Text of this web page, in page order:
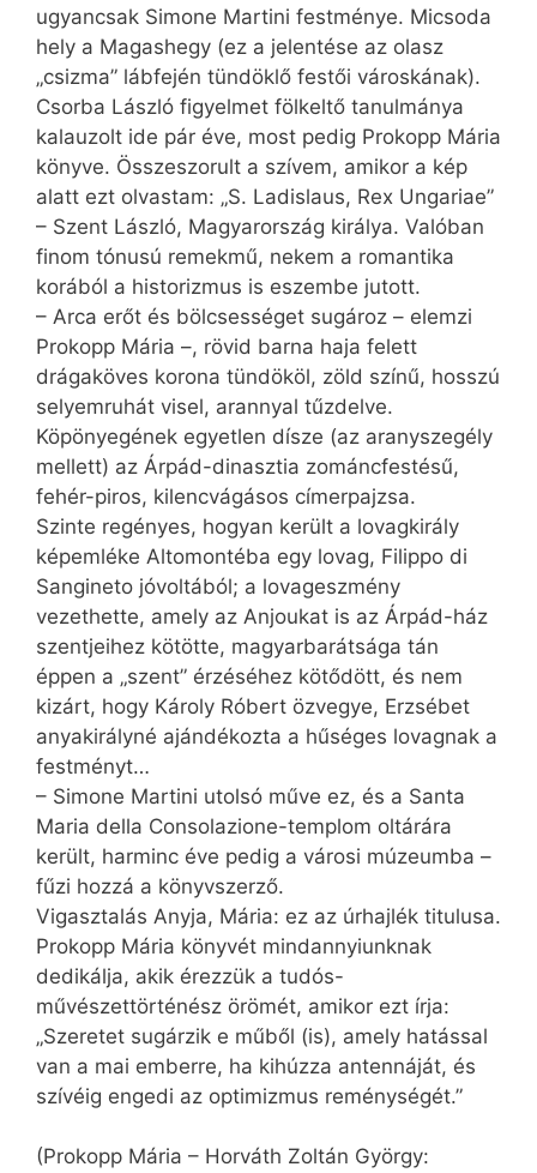
ugyancsak Simone Martini festménye. Micsoda
hely a Magashegy (ez a jelentése az olasz
„csizma” lábfején tündöklő festői városkának).
Csorba László figyelmet fölkeltő tanulmánya
kalauzolt ide pár éve, most pedig Prokopp Mária
könyve. Összeszorult a szívem, amikor a kép
alatt ezt olvastam: „S. Ladislaus, Rex Ungariae”
– Szent László, Magyarország királya. Valóban
finom tónusú remekmű, nekem a romantika
korából a historizmus is eszembe jutott.
– Arca erőt és bölcsességet sugároz – elemzi
Prokopp Mária –, rövid barna haja felett
drágaköves korona tündököl, zöld színű, hosszú
selyemruhát visel, arannyal tűzdelve.
Köpönyegének egyetlen dísze (az aranyszegély
mellett) az Árpád-dinasztia zománcfestésű,
fehér-piros, kilencvágásos címerpajzsa.
Szinte regényes, hogyan került a lovagkirály
képemléke Altomontéba egy lovag, Filippo di
Sangineto jóvoltából; a lovageszmény
vezethette, amely az Anjoukat is az Árpád-ház
szentjeihez kötötte, magyarbarátsága tán
éppen a „szent” érzéséhez kötődött, és nem
kizárt, hogy Károly Róbert özvegye, Erzsébet
anyakirályné ajándékozta a hűséges lovagnak a
festményt…
– Simone Martini utolsó műve ez, és a Santa
Maria della Consolazione-templom oltárára
került, harminc éve pedig a városi múzeumba –
fűzi hozzá a könyvszerző.
Vigasztalás Anyja, Mária: ez az úrhajlék titulusa.
Prokopp Mária könyvét mindannyiunknak
dedikálja, akik érezzük a tudós-
művészettörténész örömét, amikor ezt írja:
„Szeretet sugárzik e műből (is), amely hatással
van a mai emberre, ha kihúzza antennáját, és
szívéig engedi az optimizmus reménységét.”
(Prokopp Mária – Horváth Zoltán György: